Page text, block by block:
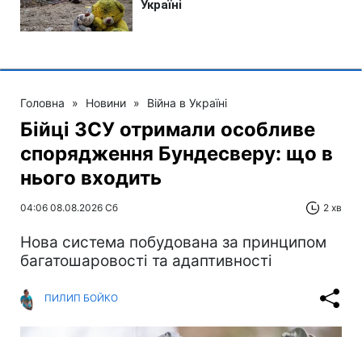
Головна » Новини » Війна в Україні
Бійці ЗСУ отримали особливе
спорядження Бундесверу: що в
нього входить
04:06 08.08.2026 Сб 2 хв
Нова система побудована за принципом
багатошаровості та адаптивності
ПИЛИП БОЙКО